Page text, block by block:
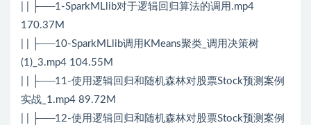
| | ├──1-SparkMLlib对于逻辑回归算法的调用.mp4
170.37M
| | ├──10-SparkMLlib调用KMeans聚类_调用决策树
(1)_3.mp4 104.55M
| | ├──11-使用逻辑回归和随机森林对股票Stock预测案例
实战_1.mp4 89.72M
| | ├──12-使用逻辑回归和随机森林对股票Stock预测案例